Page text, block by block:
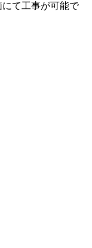
て工事が可能で